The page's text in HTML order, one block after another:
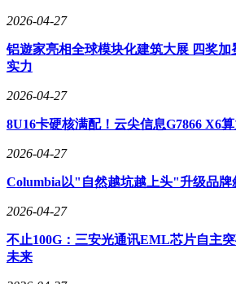
2026-04-27
铝遊家亮相全球模块化建筑大展 四奖
实力
2026-04-27
8U16卡硬核满配！云尖信息G7866 X6
2026-04-27
Columbia以"自然越坑越上头"升级品牌
2026-04-27
不止100G：三安光通讯EML芯片自主
未来